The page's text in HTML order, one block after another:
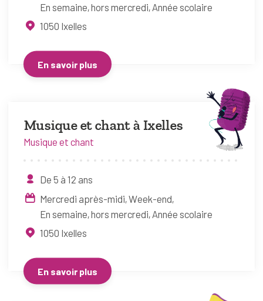
En semaine, hors mercredi Année scolaire
1050 Ixelles
En savoir plus
Musique et chant à Ixelles
Musique et chant
De 5 à 12 ans
Mercredi après-midi Week-end
En semaine, hors mercredi Année scolaire
1050 Ixelles
En savoir plus